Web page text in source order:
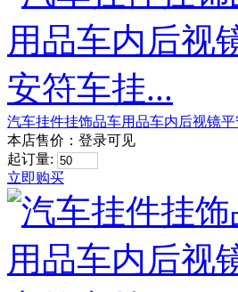
汽车挂件挂饰品车用品车内后视镜平
本店售价： 登录可见
起订量:
立即购买